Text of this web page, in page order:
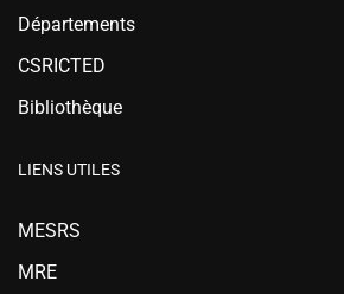
Départements
CSRICTED
Bibliothèque
LIENS UTILES
MESRS
MRE